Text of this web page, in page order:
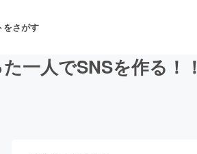
をさがす
一人でSNSを作る！！